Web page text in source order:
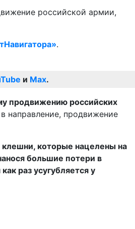
российской армии,
.
и Max.
продвижению российских
направление, продвижение
клешни, которые нацелены на
большие потери в
раз усугубляется у